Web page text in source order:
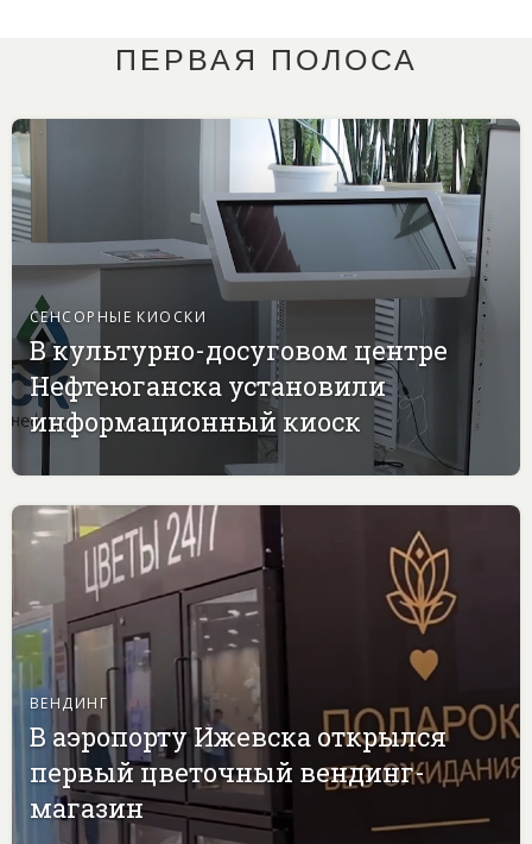
ПЕРВАЯ ПОЛОСА
СЕНСОРНЫЕ КИОСКИ
В культурно-досуговом центре
Нефтеюганска установили
информационный киоск
ВЕНДИНГ
В аэропорту Ижевска открылся
первый цветочный вендинг-
магазин